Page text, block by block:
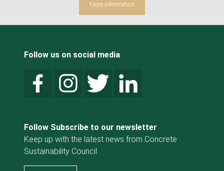
More information
Follow us on social media
Follow Subscribe to our newsletter
Keep up with the latest news from Concrete
Sustainability Council